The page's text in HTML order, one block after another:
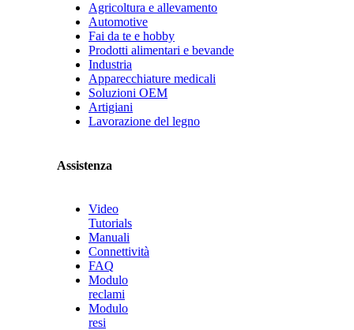
Agricoltura e allevamento
Automotive
Fai da te e hobby
Prodotti alimentari e bevande
Industria
Apparecchiature medicali
Soluzioni OEM
Artigiani
Lavorazione del legno
Assistenza
Video
Tutorials
Manuali
Connettività
FAQ
Modulo
reclami
Modulo
resi